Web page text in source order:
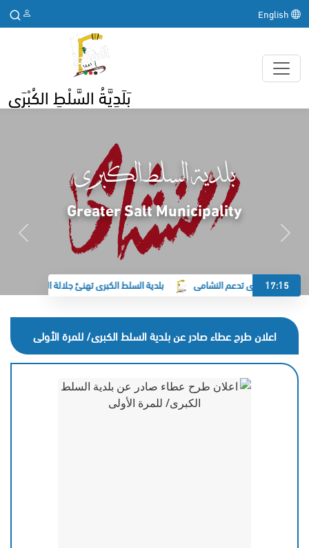
بَلَدِيَّةُ السَّلْطِ الكُبْرَى
بلدية السلط الكبرى
Greater Salt Municipality
17:15
السلط الكبرى تدعم النشامى بلدية السلط الكبرى تهنئ جلالة الملك وولي
اعلان طرح عطاء صادر عن بلدية السلط الكبرى/ للمرة الأولى